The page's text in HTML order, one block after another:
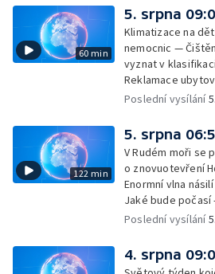
rakovinu prsu
60 min
5. srpna
Klimatizace na
nemocnic —
vyznat v
Reklamace
dovolené kvůli
na dovolené v
dovolené v
u Malé Morávky
Poslední vysílání
122 min
5. srpna
V Rudém moři se
o znovuotevření
Enormní vlna
Jaké bude počasí
Ukrajině — Vliv
— Třem obcím na
pitná voda — SP v
Poslední vysílání
4. srpna